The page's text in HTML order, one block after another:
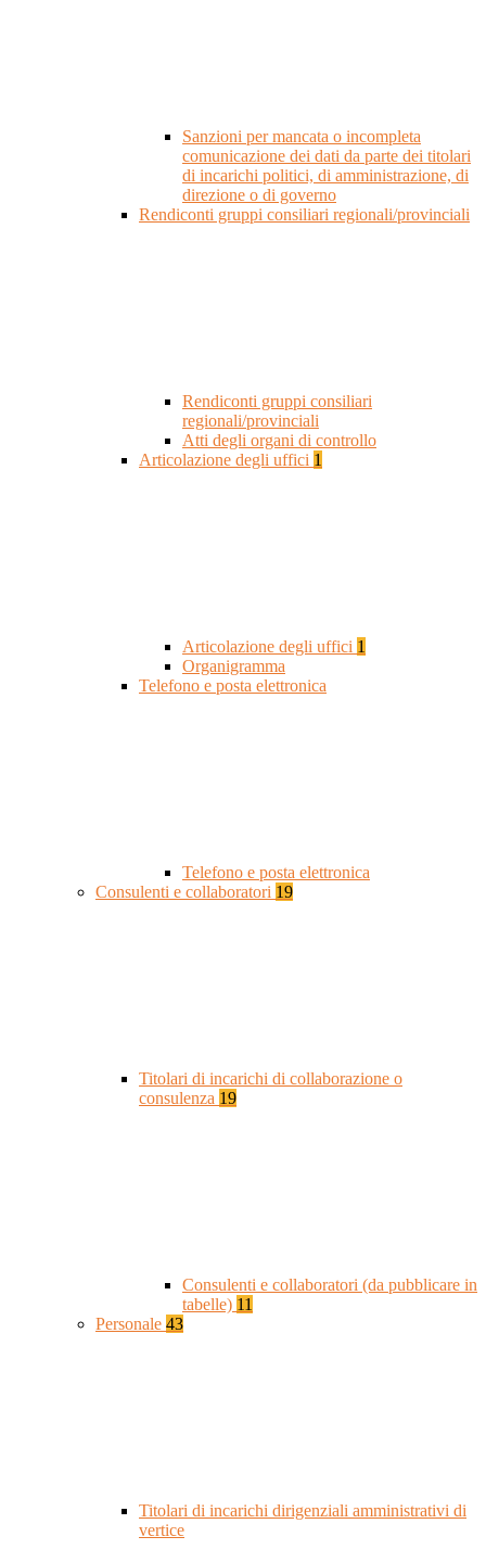
Sanzioni per mancata o incompleta
comunicazione dei dati da parte dei titolari
di incarichi politici, di amministrazione, di
direzione o di governo
Rendiconti gruppi consiliari regionali/provinciali
Rendiconti gruppi consiliari
regionali/provinciali
Atti degli organi di controllo
Articolazione degli uffici 1
Articolazione degli uffici 1
Organigramma
Telefono e posta elettronica
Telefono e posta elettronica
Consulenti e collaboratori 19
Titolari di incarichi di collaborazione o
consulenza 19
Consulenti e collaboratori (da pubblicare in
tabelle) 11
Personale 43
Titolari di incarichi dirigenziali amministrativi di
vertice